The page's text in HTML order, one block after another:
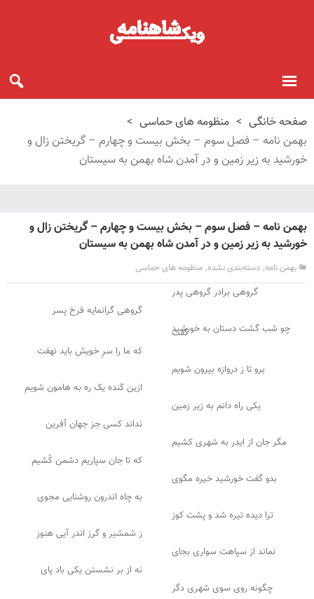
صفحه خانگی > منظومه های حماسی >
بهمن نامه – فصل سوم – بخش بیست و چهارم – گریختن زال و
خورشید به زیر زمین و در آمدن شاه بهمن به سیستان
بهمن نامه – فصل سوم – بخش بیست و چهارم – گریختن زال و
خورشید به زیر زمین و در آمدن شاه بهمن به سیستان
بهمن نامه, دسته‌بندی نشده, منظومه های حماسی
گروهی برادر گروهی پدر
گروهی گرانمایه فرخ پسر
چو شب گشت دستان به خورشید
گفت
که ما را سرِ خویش باید نهفت
برو تا ز دروازه بیرون شویم
ازین کَنده یک ره به هامون شویم
یکی راه دانم به زیر زمین
نداند کسی جز جهان آفرین
مگر جان از ایدر به شهری کشیم
که تا جان سپاریم دشمن کُشیم
بدو گفت خورشید خیره مگوی
به چاه اندرون روشنایی مجوی
ترا دیده تیره شد و پشت کوز
ز شمشیر و گرز اندر آیی هنوز
نماند از سپاهت سواری بجای
نه از بر نشستن یکی باد پای
چگونه روی سوی شهری دگر